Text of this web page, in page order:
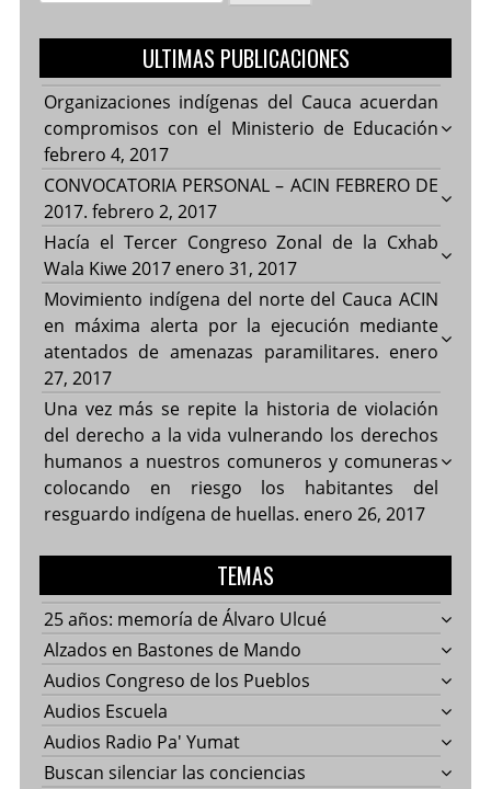
ULTIMAS PUBLICACIONES
Organizaciones indígenas del Cauca acuerdan
compromisos con el Ministerio de Educación
febrero 4, 2017
CONVOCATORIA PERSONAL – ACIN FEBRERO DE
2017. febrero 2, 2017
Hacía el Tercer Congreso Zonal de la Cxhab
Wala Kiwe 2017 enero 31, 2017
Movimiento indígena del norte del Cauca ACIN
en máxima alerta por la ejecución mediante
atentados de amenazas paramilitares. enero
27, 2017
Una vez más se repite la historia de violación
del derecho a la vida vulnerando los derechos
humanos a nuestros comuneros y comuneras
colocando en riesgo los habitantes del
resguardo indígena de huellas. enero 26, 2017
TEMAS
25 años: memoría de Álvaro Ulcué
Alzados en Bastones de Mando
Audios Congreso de los Pueblos
Audios Escuela
Audios Radio Pa' Yumat
Buscan silenciar las conciencias